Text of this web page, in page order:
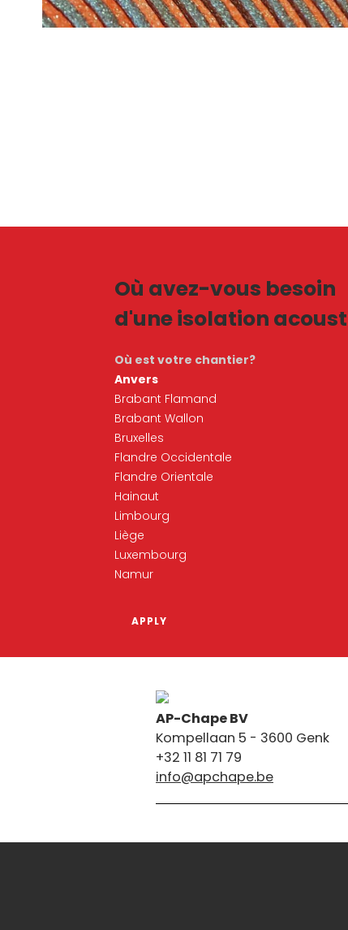
Où avez-vous besoin
d'une isolation
Où est votre chantier?
Anvers
Brabant Flamand
Brabant Wallon
Bruxelles
Flandre Occidentale
Flandre Orientale
Hainaut
Limbourg
Liège
Luxembourg
Namur
AP-Chape BV
Kompellaan 5 - 3600 Genk
+32 11 81 71 79
info@apchape.be